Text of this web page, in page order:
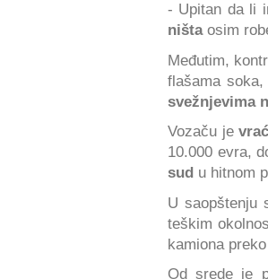
- Upitan da li
ništaosim
Međutim,
flašama soka,
svežnjevima
Vozaču je
10.000 evra,
sud u hitnom
U saopštenju
teškim
kamiona
Od srede je